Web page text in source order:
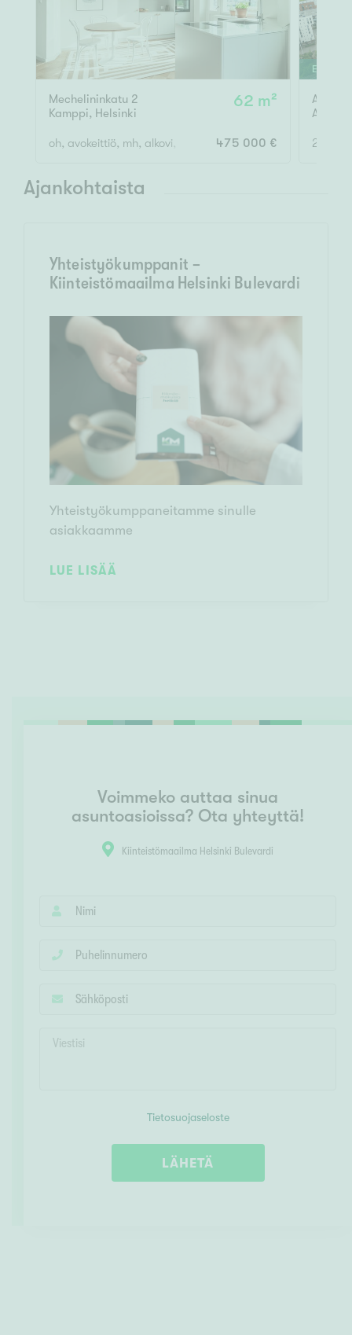
Mechelininkatu 2
Kamppi, Helsinki
62 m²
oh, avokeittiö, mh, alkovi, kph, eteinen475 000 €
ESITTELY
2h, kk,
Ajankohtaista
Yhteistyökumppanit -
Kiinteistömaailma Helsinki Bulevardi
Yhteistyökumppaneitamme sinulle
asiakkaamme
LUE LISÄÄ
Voimmeko auttaa sinua
asuntoasioissa? Ota yhteyttä!
Kiinteistömaailma Helsinki Bulevardi
Tietosuojaseloste
LÄHETÄ